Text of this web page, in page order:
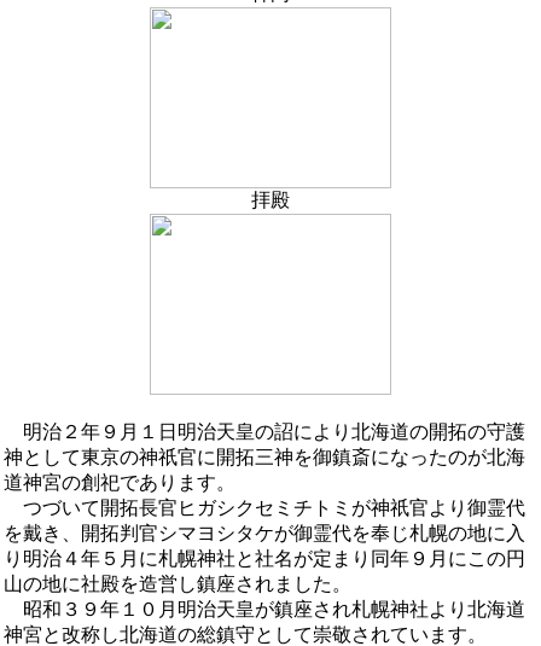
拝殿
明治２年９月１日明治天皇の詔により北海道の開拓の守護
神として東京の神祇官に開拓三神を御鎮斎になったのが北海
道神宮の創祀であります。
つづいて開拓長官ヒガシクセミチトミが神祇官より御霊代
を戴き、開拓判官シマヨシタケが御霊代を奉じ札幌の地に入
り明治４年５月に札幌神社と社名が定まり同年９月にこの円
山の地に社殿を造営し鎮座されました。
昭和３９年１０月明治天皇が鎮座され札幌神社より北海道
神宮と改称し北海道の総鎮守として崇敬されています。